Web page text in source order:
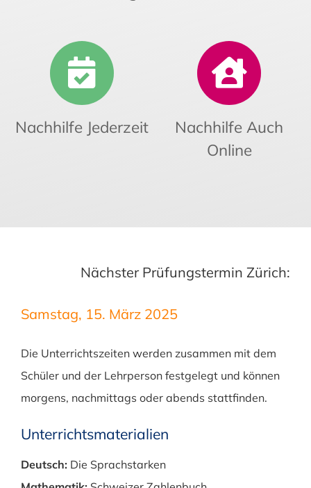
Nachhilfe Jederzeit
Nachhilfe Auch
Online
Nächster Prüfungstermin Zürich:
Samstag, 15. März 2025
Die Unterrichtszeiten werden zusammen mit dem
Schüler und der Lehrperson festgelegt und können
morgens, nachmittags oder abends stattfinden.
Unterrichtsmaterialien
Deutsch: Die Sprachstarken